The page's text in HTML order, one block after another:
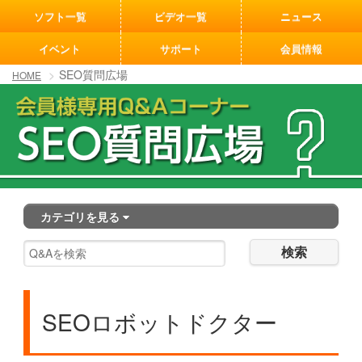
[an error occurred while processing this directive]
ソフト一覧 ビデオ一覧 ニュース
イベント サポート 会員情報
HOME SEO質問広場
カテゴリを見る
検索
SEOロボットドクター